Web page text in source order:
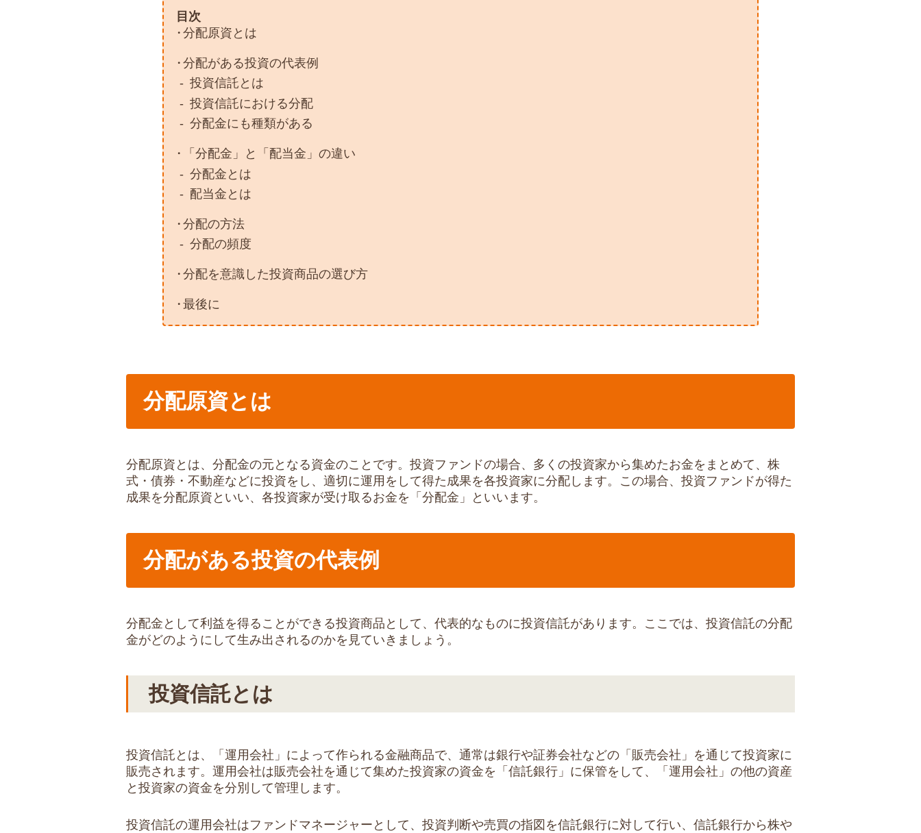
目次
分配原資とは
分配がある投資の代表例
投資信託とは
投資信託における分配
分配金にも種類がある
「分配金」と「配当金」の違い
分配金とは
配当金とは
分配の方法
分配の頻度
分配を意識した投資商品の選び方
最後に
分配原資とは
分配原資とは、分配金の元となる資金のことです。投資ファンドの場合、多くの投資家から集めたお金をまとめて、株
式・債券・不動産などに投資をし、適切に運用をして得た成果を各投資家に分配します。この場合、投資ファンドが得た
成果を分配原資といい、各投資家が受け取るお金を「分配金」といいます。
分配がある投資の代表例
分配金として利益を得ることができる投資商品として、代表的なものに投資信託があります。ここでは、投資信託の分配
金がどのようにして生み出されるのかを見ていきましょう。
投資信託とは
投資信託とは、「運用会社」によって作られる金融商品で、通常は銀行や証券会社などの「販売会社」を通じて投資家に
販売されます。運用会社は販売会社を通じて集めた投資家の資金を「信託銀行」に保管をして、「運用会社」の他の資産
と投資家の資金を分別して管理します。
投資信託の運用会社はファンドマネージャーとして、投資判断や売買の指図を信託銀行に対して行い、信託銀行から株や